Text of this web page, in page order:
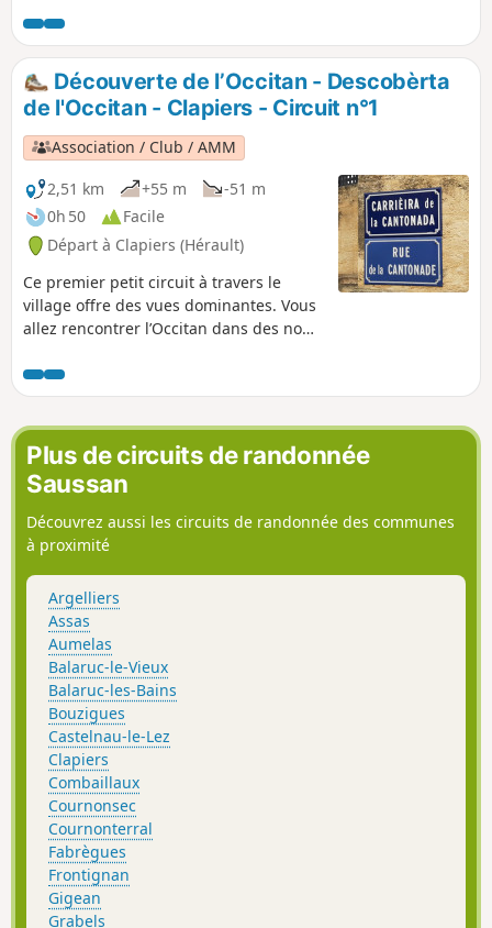
Découverte de l’Occitan - Descobèrta
de l'Occitan - Clapiers - Circuit n°1
Association / Club / AMM
2,51 km
+55 m
-51 m
0h 50
Facile
Départ à Clapiers (Hérault)
Ce premier petit circuit à travers le
village offre des vues dominantes. Vous
allez rencontrer l’Occitan dans des noms
apparaît de quatre façons : des plaques
de rues bilingues, des panneaux de
traverses, des noms francisés et des
lieux-dits.
Plus de circuits de randonnée
Saussan
Découvrez aussi les circuits de randonnée des communes
à proximité
Argelliers
Assas
Aumelas
Balaruc-le-Vieux
Balaruc-les-Bains
Bouzigues
Castelnau-le-Lez
Clapiers
Combaillaux
Cournonsec
Cournonterral
Fabrègues
Frontignan
Gigean
Grabels